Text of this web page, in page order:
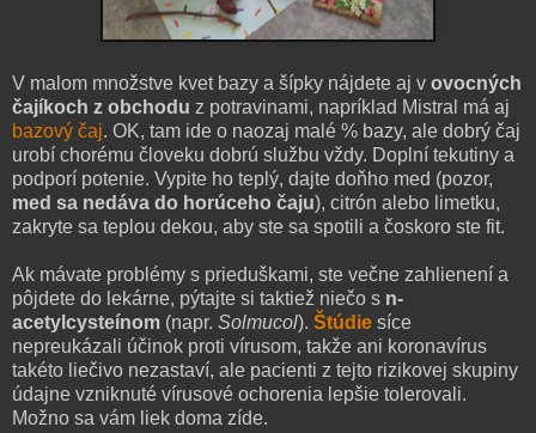
V malom množstve kvet bazy a šípky nájdete aj v ovocných
čajíkoch z obchodu z potravinami, napríklad Mistral má aj
bazový čaj. OK, tam ide o naozaj malé % bazy, ale dobrý čaj
urobí chorému človeku dobrú službu vždy. Doplní tekutiny a
podporí potenie. Vypite ho teplý, dajte doňho med (pozor,
med sa nedáva do horúceho čaju), citrón alebo limetku,
zakryte sa teplou dekou, aby ste sa spotili a čoskoro ste fit.
Ak mávate problémy s prieduškami, ste večne zahlienení a
pôjdete do lekárne, pýtajte si taktiež niečo s n-
acetylcysteínom (napr. Solmucol). Štúdie síce
nepreukázali účinok proti vírusom, takže ani koronavírus
takéto liečivo nezastaví, ale pacienti z tejto rizikovej skupiny
údajne vzniknuté vírusové ochorenia lepšie tolerovali.
Možno sa vám liek doma zíde.